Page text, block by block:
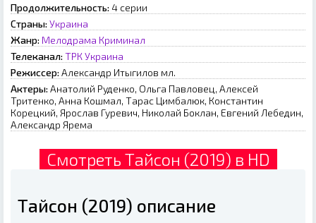
Продолжительность: 4 серии
Страны: Украина
Жанр: Мелодрама Криминал
Телеканал: ТРК Украина
Режиссер: Александр Итыгилов мл.
Актеры: Анатолий Руденко, Ольга Павловец, Алексей
Тритенко, Анна Кошмал, Тарас Цимбалюк, Константин
Корецкий, Ярослав Гуревич, Николай Боклан, Евгений Лебедин,
Александр Ярема
Смотреть Тайсон (2019) в HD
Тайсон (2019) описание